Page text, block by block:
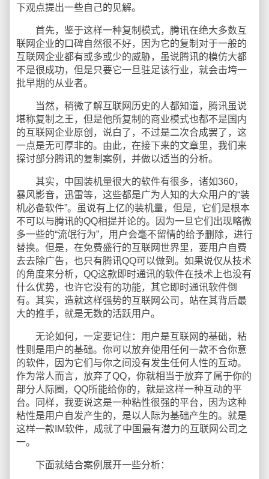
下观点提出一些自己的见解。
首先，鉴于这样一种复制模式，腾讯在绝大多数互
联网企业的口碑自然很不好，因为它的复制对于一般的
互联网企业都有或多或少的威胁，虽说腾讯的模仿大都
不是很成功，但是只要它一旦驻足该行业，就会击垮一
批早期的从业者。
当然，稍微了解互联网历史的人都知道，腾讯虽说
堪称复制之王，但是他所复制的商业模式也都不是国内
的互联网企业原创，说白了，不过是二次合成罢了，这
一点是无可厚非的。由此，在接下来的文章里，我们来
探讨部分腾讯的复制案例，并做以适当的分析。
其实，中国装机量很大的软件有很多，诸如360，
暴风影音，迅雷等，这些都是广为人知的大众用户的“装
机必备软件”。虽说有上亿的装机量，但是，它们是根本
不可以与腾讯的QQ相提并论的。因为一旦它们出现略微
多一些的“流氓行为”，用户会毫不留情的给予删除，进行
替换。但是，在免费盛行的互联网世界里，要用户自费
去去除广告，也只有腾讯QQ可以做到。如果说仅从技术
的角度来分析，QQ这款即时通讯的软件在技术上也没有
什么优势，也许它没有的功能，其它即时通讯软件倒
有。其实，造就这样强势的互联网公司，站在其背后最
大的推手，就是无数的活跃用户。
无论如何，一定要记住：用户是互联网的基础，粘
性则是用户的基础。你可以放弃使用任何一款不合你意
的软件，因为它们与你之间没有发生任何人性的互动。
作为常人而言，放弃了QQ，你就相当于放弃了属于你的
部分人际圈，QQ所能给你的，就是这样一种互动的平
台。同样，我要说这是一种粘性很强的平台，因为这种
粘性是用户自发产生的，是以人际为基础产生的。就是
这样一款IM软件，成就了中国最有潜力的互联网公司之
一。
下面就结合案例展开一些分析：